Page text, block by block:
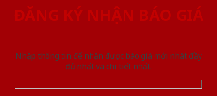
ĐĂNG KÝ NHẬN BÁO GIÁ
Nhập thông tin để nhận được báo giá mới nhât đầy
đủ nhất và chi tiết nhất.